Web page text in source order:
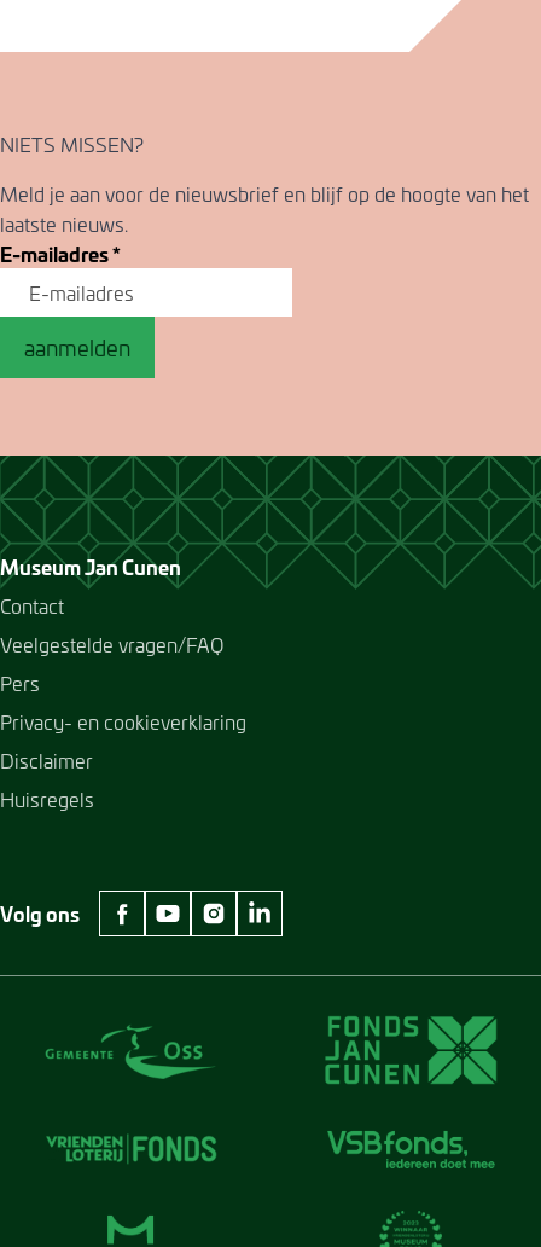
NIETS MISSEN?
Meld je aan voor de nieuwsbrief en blijf op de hoogte van het
laatste nieuws.
E-mailadres*
aanmelden
Museum Jan Cunen
Contact
Veelgestelde vragen/FAQ
Pers
Privacy- en cookieverklaring
Disclaimer
Huisregels
Volg ons
facebook Museum Jan Cunen
youtube Museum Jan Cunen
instagram Museum Jan Cunen
linkedin Museum Jan Cunen